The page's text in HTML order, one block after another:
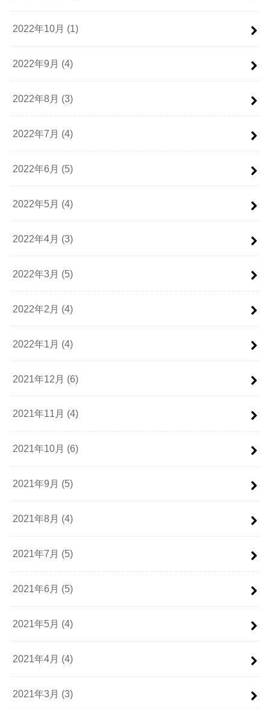
2022年10月 (1)
2022年9月 (4)
2022年8月 (3)
2022年7月 (4)
2022年6月 (5)
2022年5月 (4)
2022年4月 (3)
2022年3月 (5)
2022年2月 (4)
2022年1月 (4)
2021年12月 (6)
2021年11月 (4)
2021年10月 (6)
2021年9月 (5)
2021年8月 (4)
2021年7月 (5)
2021年6月 (5)
2021年5月 (4)
2021年4月 (4)
2021年3月 (3)